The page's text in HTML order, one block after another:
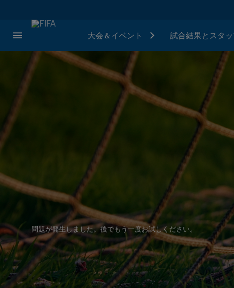
大会＆イベント 試合結果とスタッ
問題が発生しました。後でもう一度お試しください。